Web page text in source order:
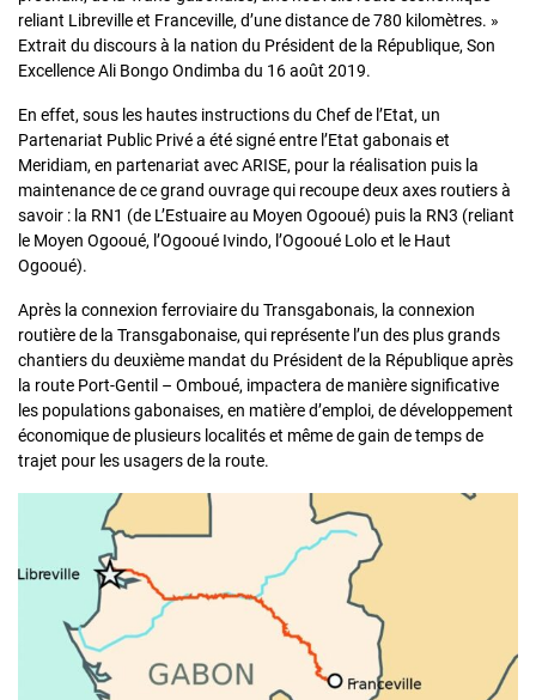
reliant Libreville et Franceville, d’une distance de 780 kilomètres. »
Extrait du discours à la nation du Président de la République, Son
Excellence Ali Bongo Ondimba du 16 août 2019.
En effet, sous les hautes instructions du Chef de l’Etat, un
Partenariat Public Privé a été signé entre l’Etat gabonais et
Meridiam, en partenariat avec ARISE, pour la réalisation puis la
maintenance de ce grand ouvrage qui recoupe deux axes routiers à
savoir : la RN1 (de L’Estuaire au Moyen Ogooué) puis la RN3 (reliant
le Moyen Ogooué, l’Ogooué Ivindo, l’Ogooué Lolo et le Haut
Ogooué).
Après la connexion ferroviaire du Transgabonais, la connexion
routière de la Transgabonaise, qui représente l’un des plus grands
chantiers du deuxième mandat du Président de la République après
la route Port-Gentil – Omboué, impactera de manière significative
les populations gabonaises, en matière d’emploi, de développement
économique de plusieurs localités et même de gain de temps de
trajet pour les usagers de la route.